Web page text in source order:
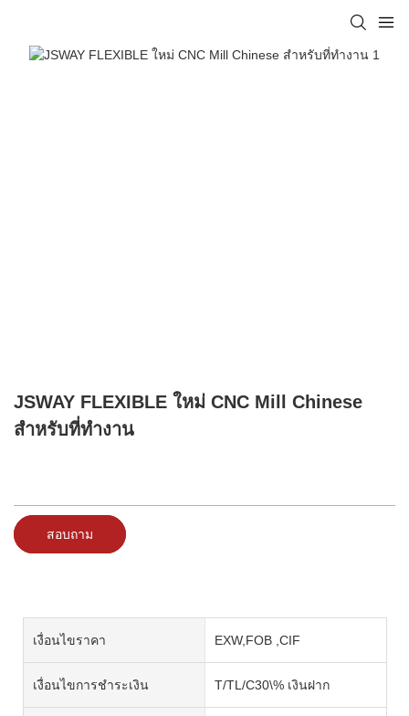
JSWAY FLEXIBLE ใหม่ CNC Mill Chinese
สำหรับที่ทำงาน
สอบถาม
เงื่อนไขราคา EXW,FOB ,CIF
เงื่อนไขการชำระเงิน T/TL/C30\% เงินฝาก